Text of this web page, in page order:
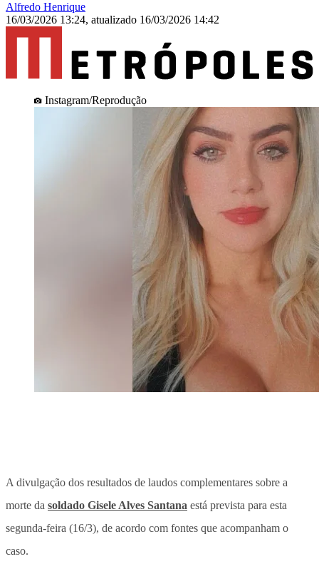
Alfredo Henrique
16/03/2026 13:24, atualizado 16/03/2026 14:42
Instagram/Reprodução
A divulgação dos resultados de laudos complementares sobre a
morte da soldado Gisele Alves Santana está prevista para esta
segunda-feira (16/3), de acordo com fontes que acompanham o
caso.